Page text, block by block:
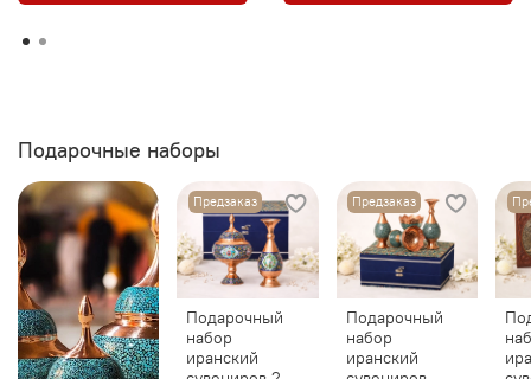
Подарочные наборы
Предзаказ
Подарочный
набор
иранский
Предзаказ
Подарочный
набор
иранский